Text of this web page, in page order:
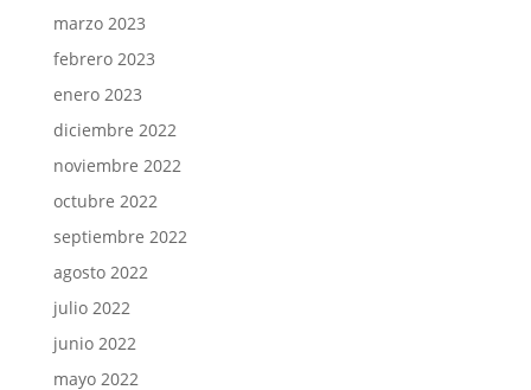
marzo 2023
febrero 2023
enero 2023
diciembre 2022
noviembre 2022
octubre 2022
septiembre 2022
agosto 2022
julio 2022
junio 2022
mayo 2022